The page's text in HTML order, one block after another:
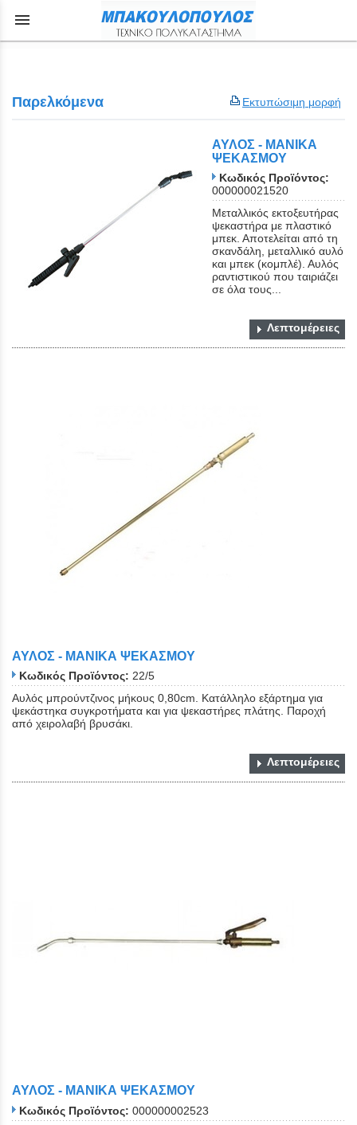
menu
Εκτυπώσιμη μορφή
Παρελκόμενα
ΑΥΛΟΣ - ΜΑΝΙΚΑ
ΨΕΚΑΣΜΟΥ
Κωδικός Προϊόντος:
000000021520
Μεταλλικός εκτοξευτήρας
ψεκαστήρα με πλαστικό
μπεκ. Αποτελείται από τη
σκανδάλη, μεταλλικό αυλό
και μπεκ (κομπλέ). Αυλός
ραντιστικού που ταιριάζει
σε όλα τους...
Λεπτομέρειες
ΑΥΛΟΣ - ΜΑΝΙΚΑ ΨΕΚΑΣΜΟΥ
Κωδικός Προϊόντος: 22/5
Αυλός μπρούντζινος μήκους 0,80cm. Κατάλληλο εξάρτημα για
ψεκάστηκα συγκροτήματα και για ψεκαστήρες πλάτης. Παροχή
από χειρολαβή βρυσάκι.
Λεπτομέρειες
ΑΥΛΟΣ - ΜΑΝΙΚΑ ΨΕΚΑΣΜΟΥ
Κωδικός Προϊόντος: 000000002523